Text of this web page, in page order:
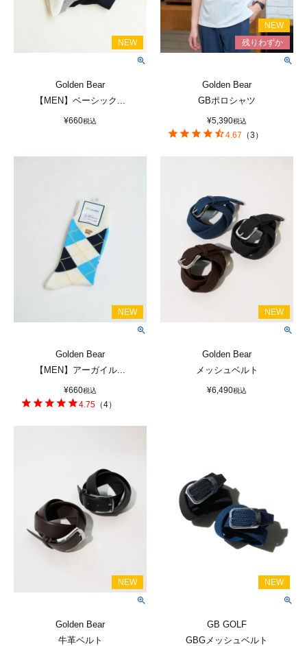
Golden Bear
【MEN】ベーシック...
¥660税込
Golden Bear
GBポロシャツ
¥5,390税込
4.67 （3 ）
Golden Bear
【MEN】アーガイル...
¥660税込
4.75 （4）
Golden Bear
メッシュベルト
¥6,490税込
Golden Bear
牛革ベルト
GB GOLF
GBGメッシュベルト